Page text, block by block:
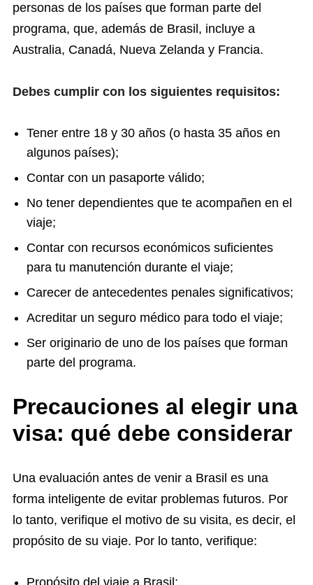
personas de los países que forman parte del
programa, que, además de Brasil, incluye a
Australia, Canadá, Nueva Zelanda y Francia.
Debes cumplir con los siguientes requisitos:
Tener entre 18 y 30 años (o hasta 35 años en
algunos países);
Contar con un pasaporte válido;
No tener dependientes que te acompañen en el
viaje;
Contar con recursos económicos suficientes
para tu manutención durante el viaje;
Carecer de antecedentes penales significativos;
Acreditar un seguro médico para todo el viaje;
Ser originario de uno de los países que forman
parte del programa.
Precauciones al elegir una
visa: qué debe considerar
Una evaluación antes de venir a Brasil es una
forma inteligente de evitar problemas futuros. Por
lo tanto, verifique el motivo de su visita, es decir, el
propósito de su viaje. Por lo tanto, verifique:
Propósito del viaje a Brasil;